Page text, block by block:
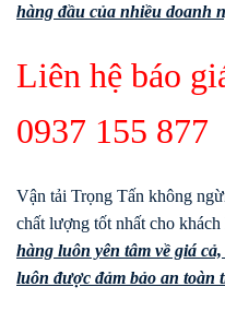
hàng đầu của nhiều doanh
Liên hệ báo
0937 155 877
Vận tải Trọng Tấn không
chất lượng tốt nhất cho
hàng luôn yên tâm về giá
luôn được đảm bảo an toàn